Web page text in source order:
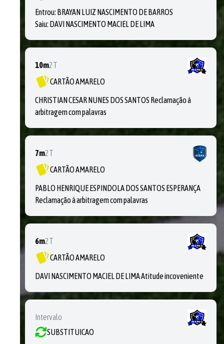
Entrou: BRAYAN LUIZ NASCIMENTO DE BARROS
Saiu: DAVI NASCIMENTO MACIEL DE LIMA
10m2T
CARTÃO AMARELO
CHRISTIAN CESAR NUNES DOS SANTOS Reclamação á
arbitragem com palavras
7m2T
CARTÃO AMARELO
PABLO HENRIQUE ESPINDOLA DOS SANTOS ESPERANÇA
Reclamação á arbitragem com palavras
6m2T
CARTÃO AMARELO
DAVI NASCIMENTO MACIEL DE LIMA Atitude incoveniente
Intervalo
SUBSTITUICAO